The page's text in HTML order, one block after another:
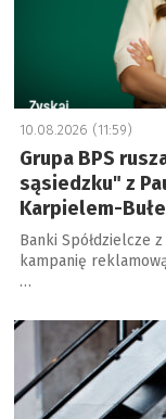
10.08.2026 (11:59)
Grupa BPS
sąsiedzku" z
Karpielem-
Banki Spółdzielcze
kampanię
…
a